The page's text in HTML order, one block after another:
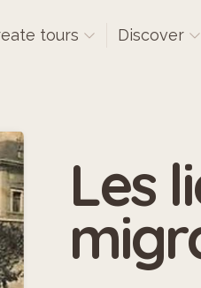
tours Discover
Les